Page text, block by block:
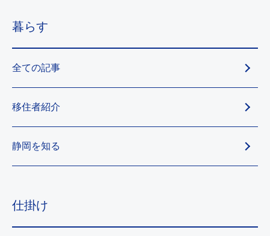
暮らす
全ての記事
移住者紹介
静岡を知る
仕掛け